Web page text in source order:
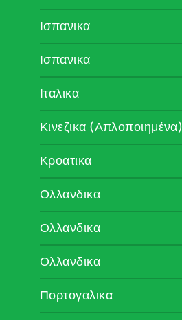
Ισπανικα
Ισπανικα
Ιταλικα
Κινεζικα (Απλοποιημένα)
Κροατικα
Ολλανδικα
Ολλανδικα
Ολλανδικα
Πορτογαλικα